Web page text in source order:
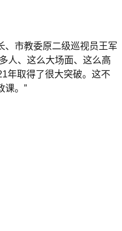
、市教委原二级巡视员王军
人、这么大场面、这么高
年取得了很大突破。这不
课。”